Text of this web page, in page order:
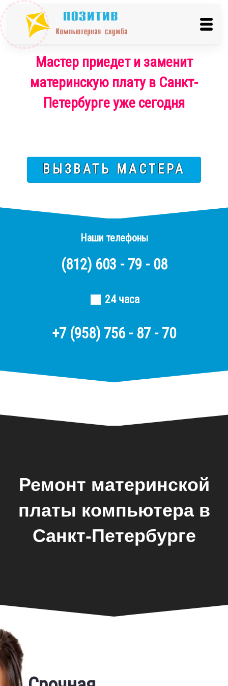
Мастер приедет и заменит
материнскую плату в Санкт-
Петербурге уже сегодня
ВЫЗВАТЬ МАСТЕРА
Наши телефоны
(812) 603 - 79 - 08
24 часа
+7 (958) 756 - 87 - 70
Ремонт материнской
платы компьютера в
Санкт-Петербурге
Фирменная гарантия